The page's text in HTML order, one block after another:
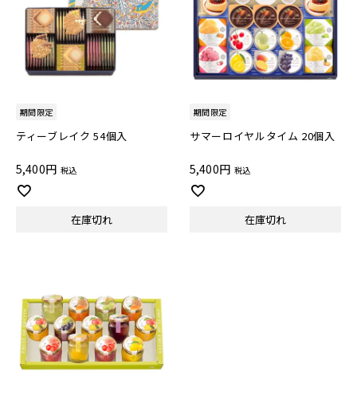
期間限定
ティーブレイク 54個入
5,400 税込
在庫切れ
期間限定
サマーロイヤルタイム 20個入
5,400 税込
在庫切れ